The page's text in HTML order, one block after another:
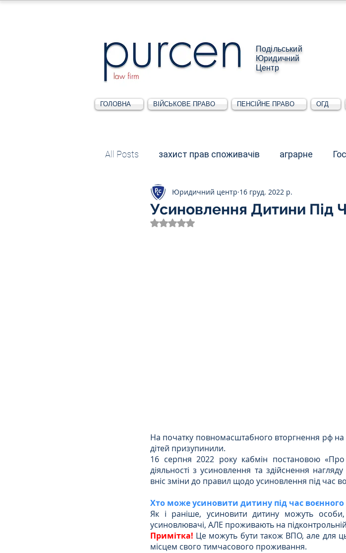
Подільський
Юридичний
Центр
ГОЛОВНА ВІЙСЬКОВЕ ПРАВО ПЕНСІЙНЕ ПРАВО ОГД
All Posts захист прав споживачів аграрне
Податкове Адміністративне Для юридичних
Ліквідаторам аварії на ЧАЕС Військове право
Сімейне ЄСПЛ Цивільне ДТП
Усиновлення Дитини Під
Юридичний центр 16 груд. 2022 р.
Оцінка: NaN з 5 зірок.
На початку повномасштабного вторгнення рф
дітей призупинили.
16 серпня 2022 року кабмін постановою
діяльності з усиновлення та здійснення
вніс зміни до правил щодо усиновлення під час
Хто може усиновити дитину під час воєнного
Як і раніше, усиновити дитину можуть
усиновлювачі, АЛЕ проживають на підконтрольній
Примітка! Це можуть бути також ВПО, але для
місцем свого тимчасового проживання.